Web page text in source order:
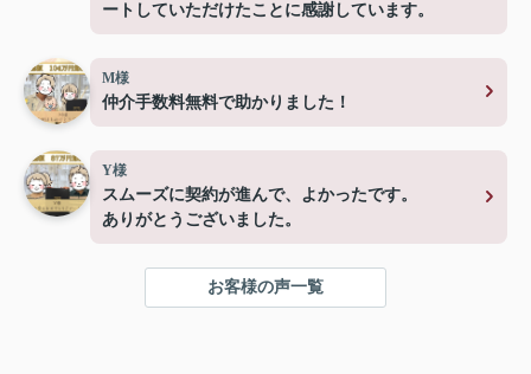
ートしていただけたことに感謝しています。
M様
仲介手数料無料で助かりました！
Y様
スムーズに契約が進んで、よかったです。
ありがとうございました。
お客様の声一覧